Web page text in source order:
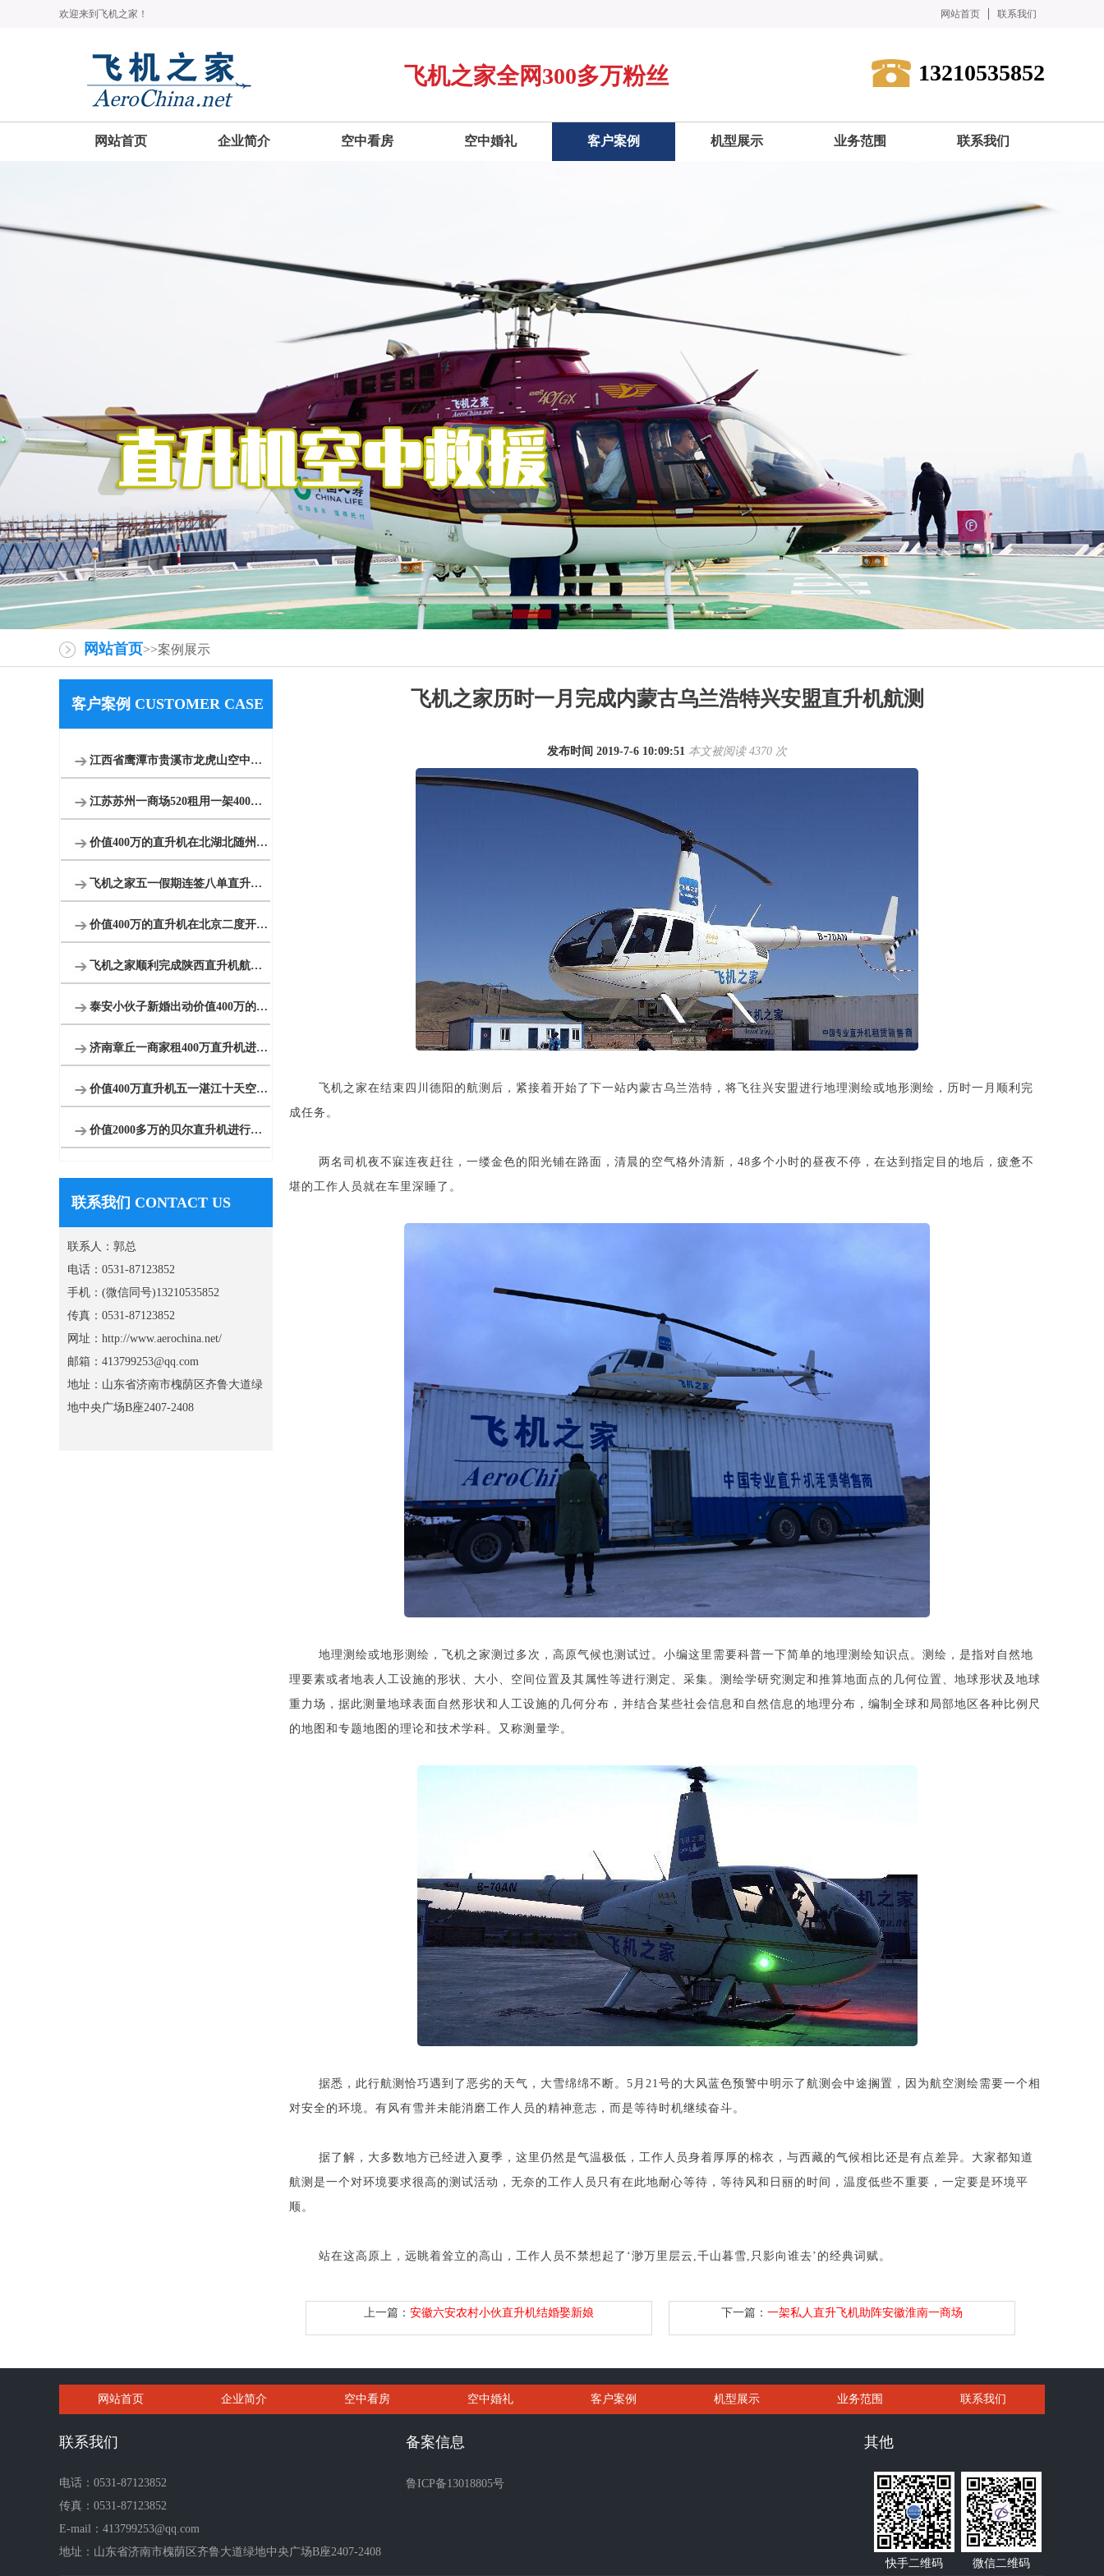
欢迎来到飞机之家！ 网站首页 联系我们
飞机之家全网300多万粉丝 13210535852
网站首页 企业简介 空中看房 空中婚礼 客户案例 机型展示 业务范围 联系我们
1 2 3 4
网站首页>>案例展示
客户案例 CUSTOMER CASE
江西省鹰潭市贵溪市龙虎山空中游览
江苏苏州一商场520租用一架400万直升机
价值400万的直升机在北湖北随州进行空中航测
飞机之家五一假期连签八单直升机合同
价值400万的直升机在北京二度开展空中巡检
飞机之家顺利完成陕西直升机航测作业
泰安小伙子新婚出动价值400万的直升机助阵
济南章丘一商家租400万直升机进行空中飞行
价值400万直升机五一湛江十天空中看花海
价值2000多万的贝尔直升机进行空中巡检
联系我们 CONTACT US
联系人：郭总
电话：0531-87123852
手机：(微信同号)13210535852
传真：0531-87123852
网址：http://www.aerochina.net/
邮箱：413799253@qq.com
地址：山东省济南市槐荫区齐鲁大道绿
地中央广场B座2407-2408
飞机之家历时一月完成内蒙古乌兰浩特兴安盟直升机航测
发布时间 2019-7-6 10:09:51 本文被阅读 4370 次
飞机之家在结束四川德阳的航测后，紧接着开始了下一站内蒙古乌兰浩特，将飞往兴安盟进行地理测绘或地形测绘，历时一月顺利完
成任务。
两名司机夜不寐连夜赶往，一缕金色的阳光铺在路面，清晨的空气格外清新，48多个小时的昼夜不停，在达到指定目的地后，疲惫不
堪的工作人员就在车里深睡了。
地理测绘或地形测绘，飞机之家测过多次，高原气候也测试过。小编这里需要科普一下简单的地理测绘知识点。测绘，是指对自然地
理要素或者地表人工设施的形状、大小、空间位置及其属性等进行测定、采集。测绘学研究测定和推算地面点的几何位置、地球形状及地球
重力场，据此测量地球表面自然形状和人工设施的几何分布，并结合某些社会信息和自然信息的地理分布，编制全球和局部地区各种比例尺
的地图和专题地图的理论和技术学科。又称测量学。
据悉，此行航测恰巧遇到了恶劣的天气，大雪绵绵不断。5月21号的大风蓝色预警中明示了航测会中途搁置，因为航空测绘需要一个相
对安全的环境。有风有雪并未能消磨工作人员的精神意志，而是等待时机继续奋斗。
据了解，大多数地方已经进入夏季，这里仍然是气温极低，工作人员身着厚厚的棉衣，与西藏的气候相比还是有点差异。大家都知道
航测是一个对环境要求很高的测试活动，无奈的工作人员只有在此地耐心等待，等待风和日丽的时间，温度低些不重要，一定要是环境平
顺。
站在这高原上，远眺着耸立的高山，工作人员不禁想起了‘渺万里层云,千山暮雪,只影向谁去’的经典词赋。
上一篇： 安徽六安农村小伙直升机结婚娶新娘 下一篇： 一架私人直升飞机助阵安徽淮南一商场
网站首页 企业简介 空中看房 空中婚礼 客户案例 机型展示 业务范围 联系我们
联系我们
电话：0531-87123852
传真：0531-87123852
E-mail：413799253@qq.com
地址：山东省济南市槐荫区齐鲁大道绿地中央广场B座2407-2408
备案信息
鲁ICP备13018805号
其他
微信二维码
快手二维码